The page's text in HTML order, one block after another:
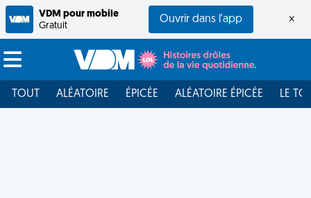
VDM pour mobile
Gratuit
Ouvrir dans l'app ×
TOUT ALÉATOIRE ÉPICÉE ALÉATOIRE ÉPICÉE LE